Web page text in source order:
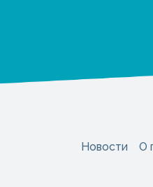
Новости О